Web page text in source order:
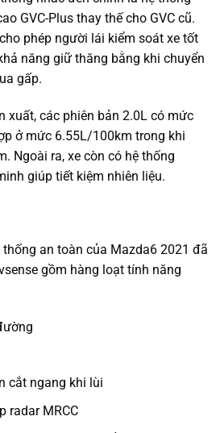
GVC-Plus thay thế cho GVC cũ.
phép người lái kiểm soát xe tốt
năng giữ thăng bằng khi chuyển
gấp.
xuất, các phiên bản 2.0L có mức
ở mức 6.55L/100km trong khi
Ngoài ra, xe còn có hệ thống
giúp tiết kiệm nhiên liệu.
thống an toàn của Mazda6 2021 đã
gồm hàng loạt tính năng
cắt ngang khi lùi
radar MRCC